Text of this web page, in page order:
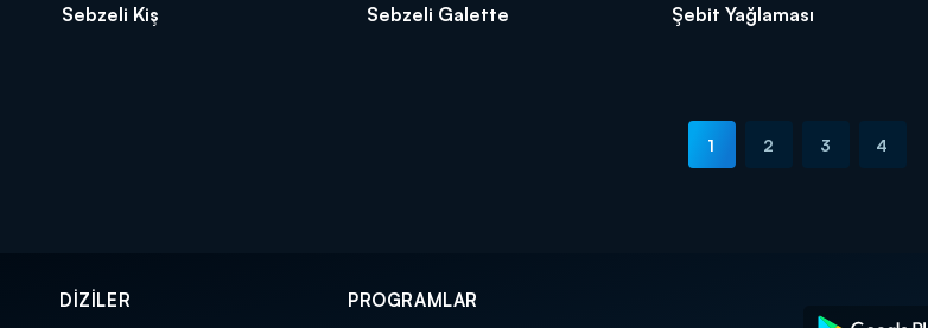
Sebzeli Kiş Sebzeli Galette Şebit Yağlaması
1 2 3 4
DİZİLER PROGRAMLAR